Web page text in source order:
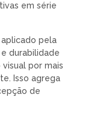
em série
pela
durabilidade
por mais
Isso agrega
de